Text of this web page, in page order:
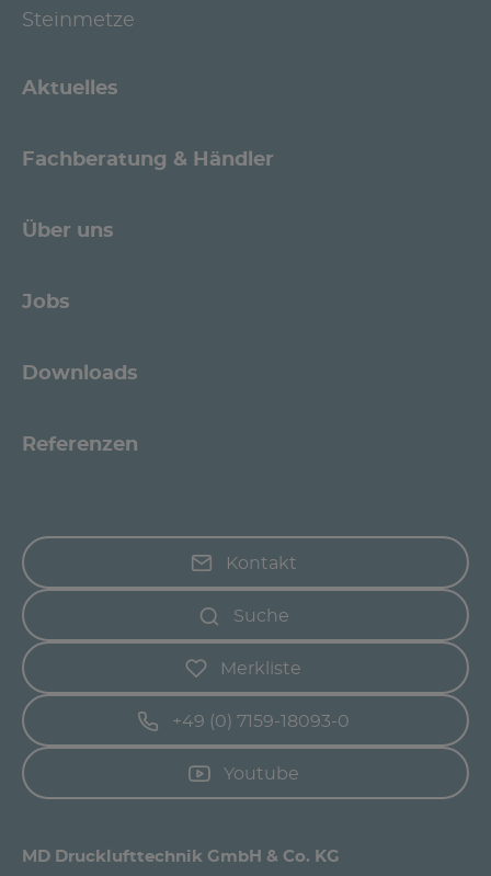
Steinmetze
Aktuelles
Fachberatung & Händler
Über uns
Jobs
Downloads
Referenzen
Kontakt
Suche
Merkliste
+49 (0) 7159-18093-0
Youtube
MD Drucklufttechnik GmbH & Co. KG